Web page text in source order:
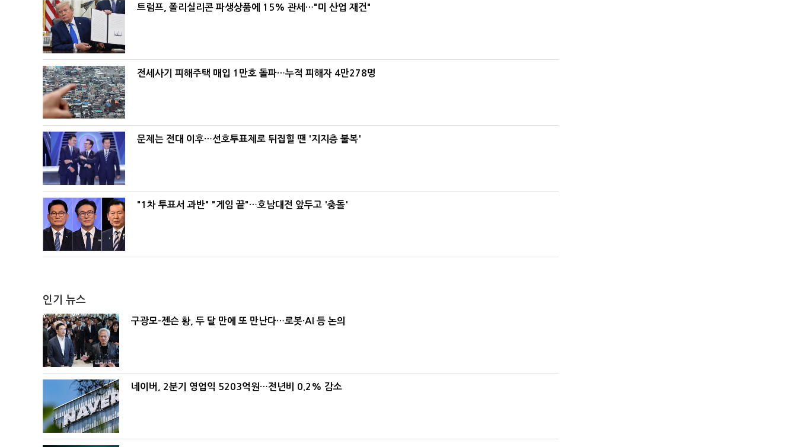
트럼프, 폴리실리콘 파생상품에 15% 관세…"미 산업 재건"
전세사기 피해주택 매입 1만호 돌파…누적 피해자 4만278명
문제는 전대 이후…선호투표제로 뒤집힐 땐 '지지층 불복'
"1차 투표서 과반" "게임 끝"…호남대전 앞두고 '충돌'
인기 뉴스
구광모-젠슨 황, 두 달 만에 또 만난다…로봇·AI 등 논의
네이버, 2분기 영업익 5203억원…전년비 0.2% 감소